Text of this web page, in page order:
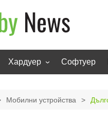
Хардуер
Телевизори
Софтуер
Мобилни устройства